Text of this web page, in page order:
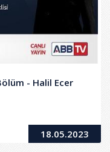
- Halil Ecer
18.05.2023